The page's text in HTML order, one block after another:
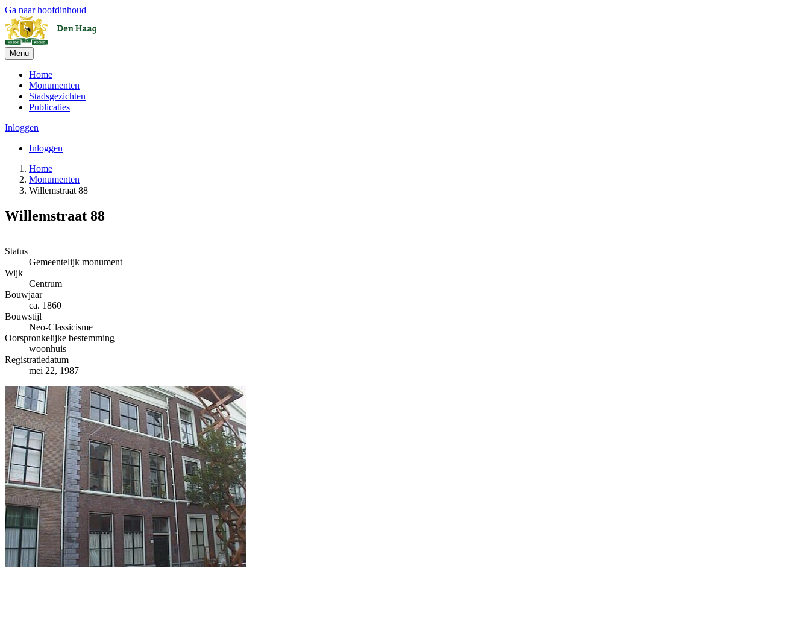
Ga naar hoofdinhoud
Menu
Home
Monumenten
Stadsgezichten
Publicaties
Inloggen
Inloggen
Home
Monumenten
Willemstraat 88
Willemstraat 88
+
−
Status
Gemeentelijk monument
Wijk
Centrum
Bouwjaar
ca. 1860
Bouwstijl
Neo-Classicisme
Oorspronkelijke bestemming
woonhuis
Registratiedatum
mei 22, 1987